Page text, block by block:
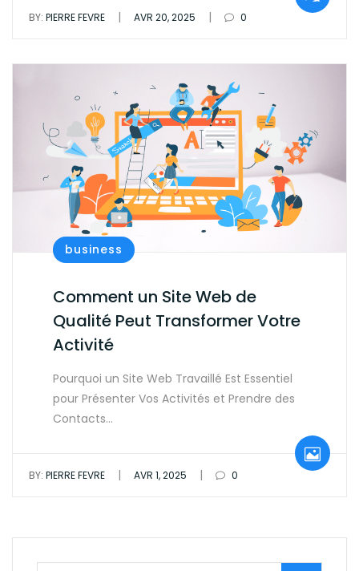
BY: PIERRE FEVRE | AVR 20, 2025 | 0
business
Comment un Site Web de
Qualité Peut Transformer Votre
Activité
Pourquoi un Site Web Travaillé Est Essentiel
pour Présenter Vos Activités et Prendre des
Contacts…
BY: PIERRE FEVRE | AVR 1, 2025 | 0